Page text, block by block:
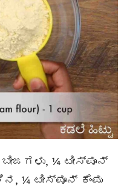
¼ ಟೀಸ್ಪೂನ್
¼ ಟೀಸ್ಪೂನ್ ಕೆಂಪು